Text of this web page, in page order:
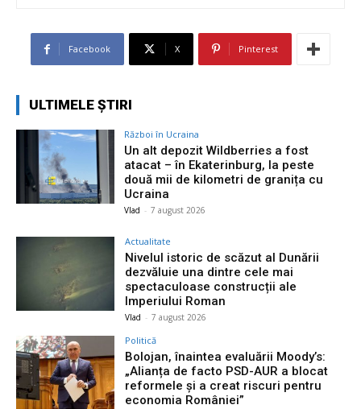
Facebook X Pinterest
ULTIMELE ȘTIRI
Război în Ucraina
Un alt depozit Wildberries a fost
atacat – în Ekaterinburg, la peste
două mii de kilometri de granița cu
Ucraina
Vlad - 7 august 2026
Actualitate
Nivelul istoric de scăzut al Dunării
dezvăluie una dintre cele mai
spectaculoase construcții ale
Imperiului Roman
Vlad - 7 august 2026
Politică
Bolojan, înaintea evaluării Moody’s:
„Alianța de facto PSD-AUR a blocat
reformele și a creat riscuri pentru
economia României”